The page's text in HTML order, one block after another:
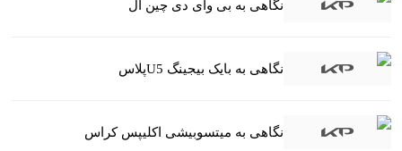
نگاهی به بی وای دی چین ال
نگاهی به بایک بیجینگ U5پلاس
نگاهی به میتسوبیشی اکلیپس کراس